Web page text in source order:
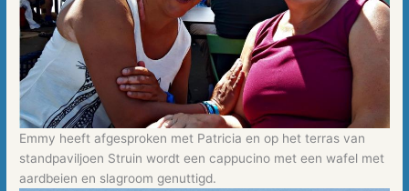
Emmy heeft afgesproken met Patricia en op het terras van
standpaviljoen Struin wordt een cappucino met een wafel met
aardbeien en slagroom genuttigd.